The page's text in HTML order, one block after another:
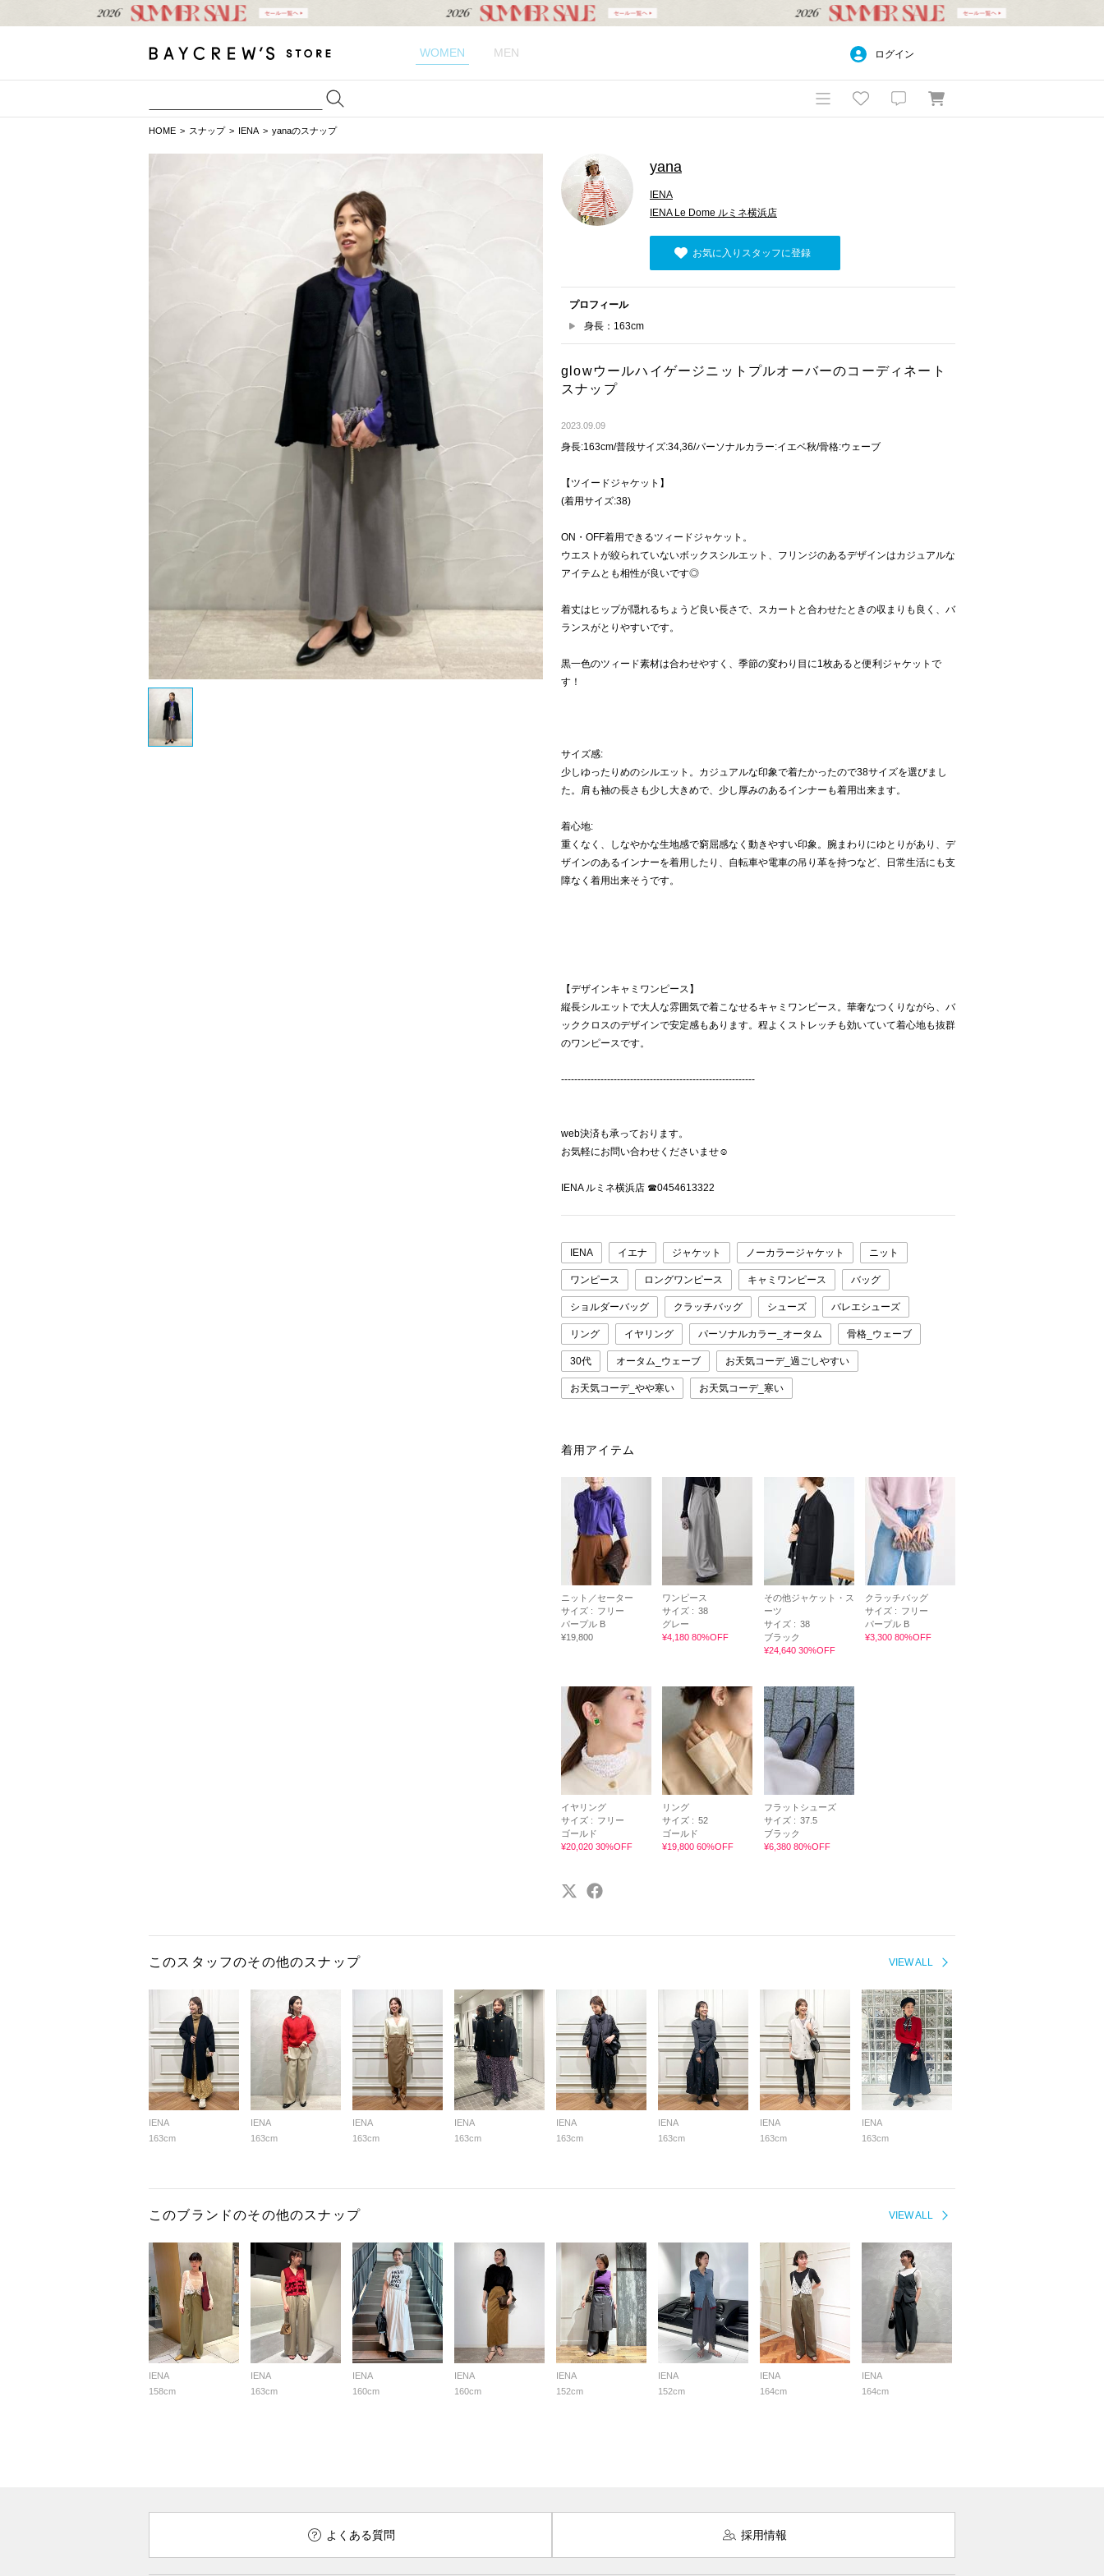
WOMEN MEN ログイン
HOME スナップ IENA yanaのスナップ
yana
IENA
IENA Le Dome ルミネ横浜店
お気に入りスタッフに登録
プロフィール
身長：163cm
glowウールハイゲージニットプルオーバーのコーディネート
スナップ
2023.09.09
身長:163cm/普段サイズ:34,36/パーソナルカラー:イエベ秋/骨格:ウェーブ
【ツイードジャケット】
(着用サイズ:38)
ON・OFF着用できるツィードジャケット。
ウエストが絞られていないボックスシルエット、フリンジのあるデザインはカジュアルな
アイテムとも相性が良いです◎
着丈はヒップが隠れるちょうど良い長さで、スカートと合わせたときの収まりも良く、バ
ランスがとりやすいです。
黒一色のツィード素材は合わせやすく、季節の変わり目に1枚あると便利ジャケットで
す！
サイズ感:
少しゆったりめのシルエット。カジュアルな印象で着たかったので38サイズを選びまし
た。肩も袖の長さも少し大きめで、少し厚みのあるインナーも着用出来ます。
着心地:
重くなく、しなやかな生地感で窮屈感なく動きやすい印象。腕まわりにゆとりがあり、デ
ザインのあるインナーを着用したり、自転車や電車の吊り革を持つなど、日常生活にも支
障なく着用出来そうです。
【デザインキャミワンピース】
縦長シルエットで大人な雰囲気で着こなせるキャミワンピース。華奢なつくりながら、バ
ッククロスのデザインで安定感もあります。程よくストレッチも効いていて着心地も抜群
のワンピースです。
-----------------------------------------------------------
web決済も承っております。
お気軽にお問い合わせくださいませ☺︎
IENA ルミネ横浜店 ☎︎0454613322
IENA イエナ ジャケット ノーカラージャケット ニット
ワンピース ロングワンピース キャミワンピース バッグ
ショルダーバッグ クラッチバッグ シューズ バレエシューズ
リング イヤリング パーソナルカラー_オータム 骨格_ウェーブ
30代 オータム_ウェーブ お天気コーデ_過ごしやすい
お天気コーデ_やや寒い お天気コーデ_寒い
着用アイテム
ニット／セーター
サイズ : フリー
パープル B
¥19,800
ワンピース
サイズ : 38
グレー
¥4,180 80%OFF
その他ジャケット・ス
ーツ
サイズ : 38
ブラック
¥24,640 30%OFF
クラッチバッグ
サイズ : フリー
パープル B
¥3,300 80%OFF
イヤリング
サイズ : フリー
ゴールド
¥20,020 30%OFF
リング
サイズ : 52
ゴールド
¥19,800 60%OFF
フラットシューズ
サイズ : 37.5
ブラック
¥6,380 80%OFF
VIEW ALL
このスタッフのその他のスナップ
IENA
163cm
IENA
163cm
IENA
163cm
IENA
163cm
IENA
163cm
IENA
163cm
IENA
163cm
IENA
163cm
VIEW ALL
このブランドのその他のスナップ
IENA
158cm
IENA
163cm
IENA
160cm
IENA
160cm
IENA
152cm
IENA
152cm
IENA
164cm
IENA
164cm
よくある質問 採用情報